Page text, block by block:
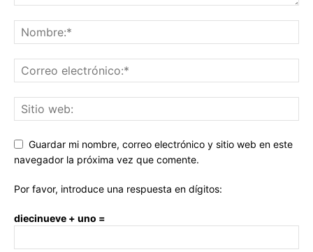
Guardar mi nombre, correo electrónico y sitio web en este
navegador la próxima vez que comente.
Por favor, introduce una respuesta en dígitos:
diecinueve + uno =